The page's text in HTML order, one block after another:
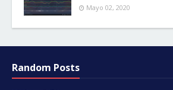
Mayo 02, 2020
Random Posts